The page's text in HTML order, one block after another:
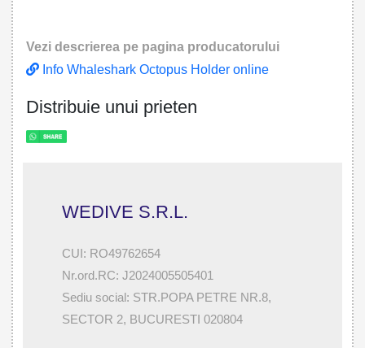
Vezi descrierea pe pagina producatorului
Info Whaleshark Octopus Holder online
Distribuie unui prieten
WEDIVE S.R.L.
CUI: RO49762654
Nr.ord.RC: J2024005505401
Sediu social: STR.POPA PETRE NR.8,
SECTOR 2, BUCURESTI 020804